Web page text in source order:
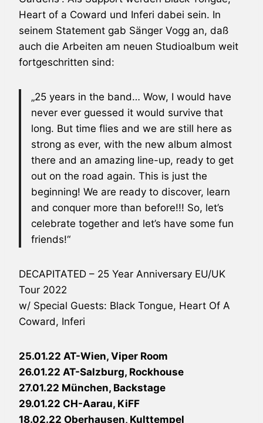
Heart of a Coward und Inferi dabei sein. In
seinem Statement gab Sänger Vogg an, daß
auch die Arbeiten am neuen Studioalbum weit
fortgeschritten sind:
„25 years in the band… Wow, I would have
never ever guessed it would survive that
long. But time flies and we are still here as
strong as ever, with the new album almost
there and an amazing line-up, ready to get
out on the road again. This is just the
beginning! We are ready to discover, learn
and conquer more than before!!! So, let’s
celebrate together and let’s have some fun
friends!“
DECAPITATED – 25 Year Anniversary EU/UK
Tour 2022
w/ Special Guests: Black Tongue, Heart Of A
Coward, Inferi
25.01.22 AT-Wien, Viper Room
26.01.22 AT-Salzburg, Rockhouse
27.01.22 München, Backstage
29.01.22 CH-Aarau, KiFF
18.02.22 Oberhausen, Kulttempel